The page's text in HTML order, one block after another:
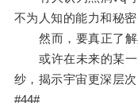
不为人知的能力和秘密
然而，要真正了解
或许在未来的某一
纱，揭示宇宙更深层次
#44#